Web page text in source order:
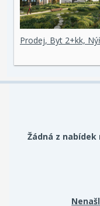
Prodej, Byt 2+kk,
Žádná z nabídek